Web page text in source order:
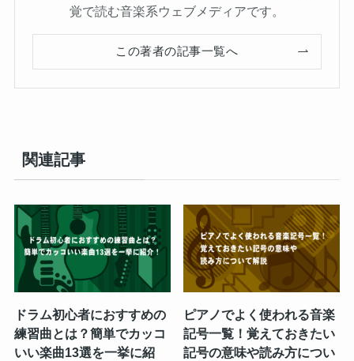
覚で読む音楽系ウェブメディアです。
この著者の記事一覧へ
関連記事
ドラム初心者におすすめの
練習曲とは？簡単でカッコ
いい楽曲13選を一挙に紹
ピアノでよく使われる音楽
記号一覧！覚えておきたい
記号の意味や読み方につい